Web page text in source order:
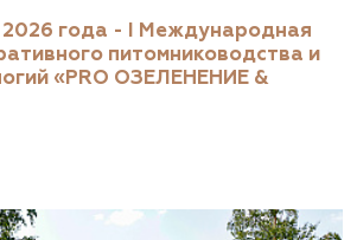
2026 года - I Международная
питомниководства и
«PRO ОЗЕЛЕНЕНИЕ &